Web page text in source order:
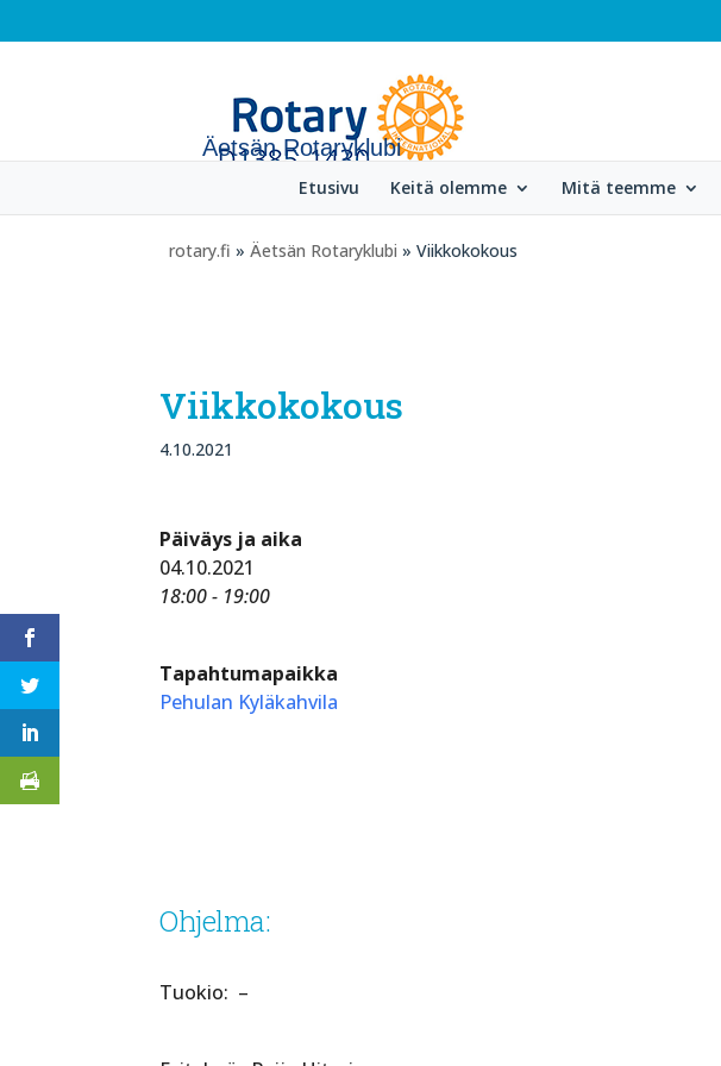
Äetsän Rotaryklubi
Etusivu Keitä olemme Mitä teemme
rotary.fi » Äetsän Rotaryklubi » Viikkokokous
Viikkokokous
4.10.2021
Päiväys ja aika
04.10.2021
18:00 - 19:00
Tapahtumapaikka
Pehulan Kyläkahvila
Ohjelma:
Tuokio: –